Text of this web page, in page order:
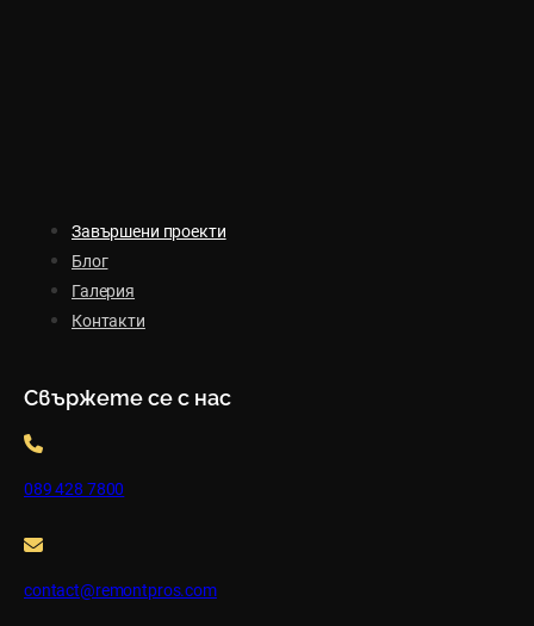
Завършени проекти
Блог
Галерия
Контакти
Свържете се с нас
089 428 7800
contact@remontpros.com